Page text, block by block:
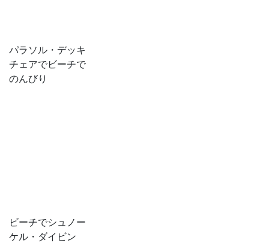
パラソル・デッキ
チェアでビーチで
のんびり
ビーチでシュノー
ケル・ダイビン